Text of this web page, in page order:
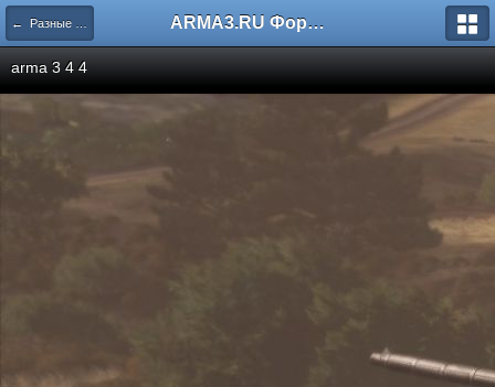
← Разные скриншоты ARMA3.RU Форум
arma 3 4 4